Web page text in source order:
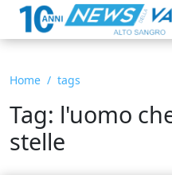
Home tags
Tag: l'uomo
stelle